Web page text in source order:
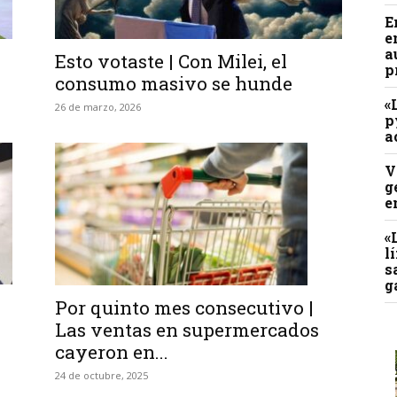
Esto votaste | Con Milei, el
consumo masivo se hunde
26 de marzo, 2026
Por quinto mes consecutivo |
Las ventas en supermercados
cayeron en...
24 de octubre, 2025